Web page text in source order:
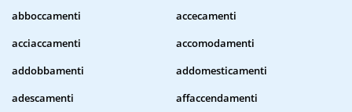
abboccamenti
accecamenti
acciaccamenti
accomodamenti
addobbamenti
addomesticamenti
adescamenti
affaccendamenti